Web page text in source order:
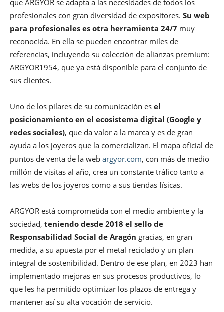
que ARGYOR se adapta a las necesidades de todos los
profesionales con gran diversidad de expositores. Su web
para profesionales es otra herramienta 24/7 muy
reconocida. En ella se pueden encontrar miles de
referencias, incluyendo su colección de alianzas premium:
ARGYOR1954, que ya está disponible para el conjunto de
sus clientes.
Uno de los pilares de su comunicación es el
posicionamiento en el ecosistema digital (Google y
redes sociales), que da valor a la marca y es de gran
ayuda a los joyeros que la comercializan. El mapa oficial de
puntos de venta de la web argyor.com, con más de medio
millón de visitas al año, crea un constante tráfico tanto a
las webs de los joyeros como a sus tiendas físicas.
ARGYOR está comprometida con el medio ambiente y la
sociedad, teniendo desde 2018 el sello de
Responsabilidad Social de Aragón gracias, en gran
medida, a su apuesta por el metal reciclado y un plan
integral de sostenibilidad. Dentro de ese plan, en 2023 han
implementado mejoras en sus procesos productivos, lo
que les ha permitido optimizar los plazos de entrega y
mantener así su alta vocación de servicio.